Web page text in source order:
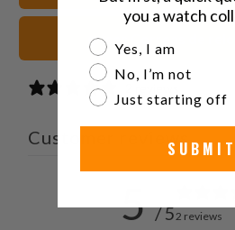
grises Correas de reloj
Customer reviews
5 / 52 reviews
you a watch
Are you a watch
Yes, I am
No, I’m not
Just starting off
SUBMIT